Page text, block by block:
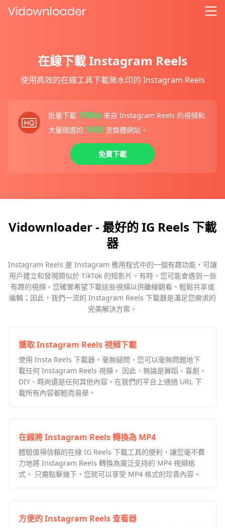
在線下載 Instagram Reels
使用高效的在線工具下載無水印的 Instagram Reels
批量下載 1080p 來自 Instagram Reels 的視頻和
大量精選的 1000 流媒體網站。
免費下載
Vidownloader - 最好的 IG Reels 下載
器
Instagram Reels 是 Instagram 應用程式中的一個有趣功能，可讓
用戶建立和發現類似於 TikTok 的短影片。有時，您可能會遇到一些
有趣的視頻，您確實希望下載這些視頻以供離線觀看、輕鬆共享或
編輯；因此，我們一流的 Instagram Reels 下載器是滿足您需求的
完美解決方案。
獲取 Instagram Reels 視頻下載
使用 Insta Reels 下載器，毫無疑問，您可以毫無問題地下
載任何 Instagram Reels 視頻。 因此，無論是舞蹈、喜劇、
DIY、時尚還是任何其他內容，在我們的平台上通過 URL 下
載所有內容都輕而易舉。
在線將 Instagram Reels 轉換為 MP4
體驗值得信賴的在線 IG Reels 下載工具的便利，讓您毫不費
力地將 Instagram Reels 轉換為廣泛支持的 MP4 視頻格
式。 只需點擊幾下，您就可以享受 MP4 格式的珍貴內容。
方便的 Instagram Reels 查看器